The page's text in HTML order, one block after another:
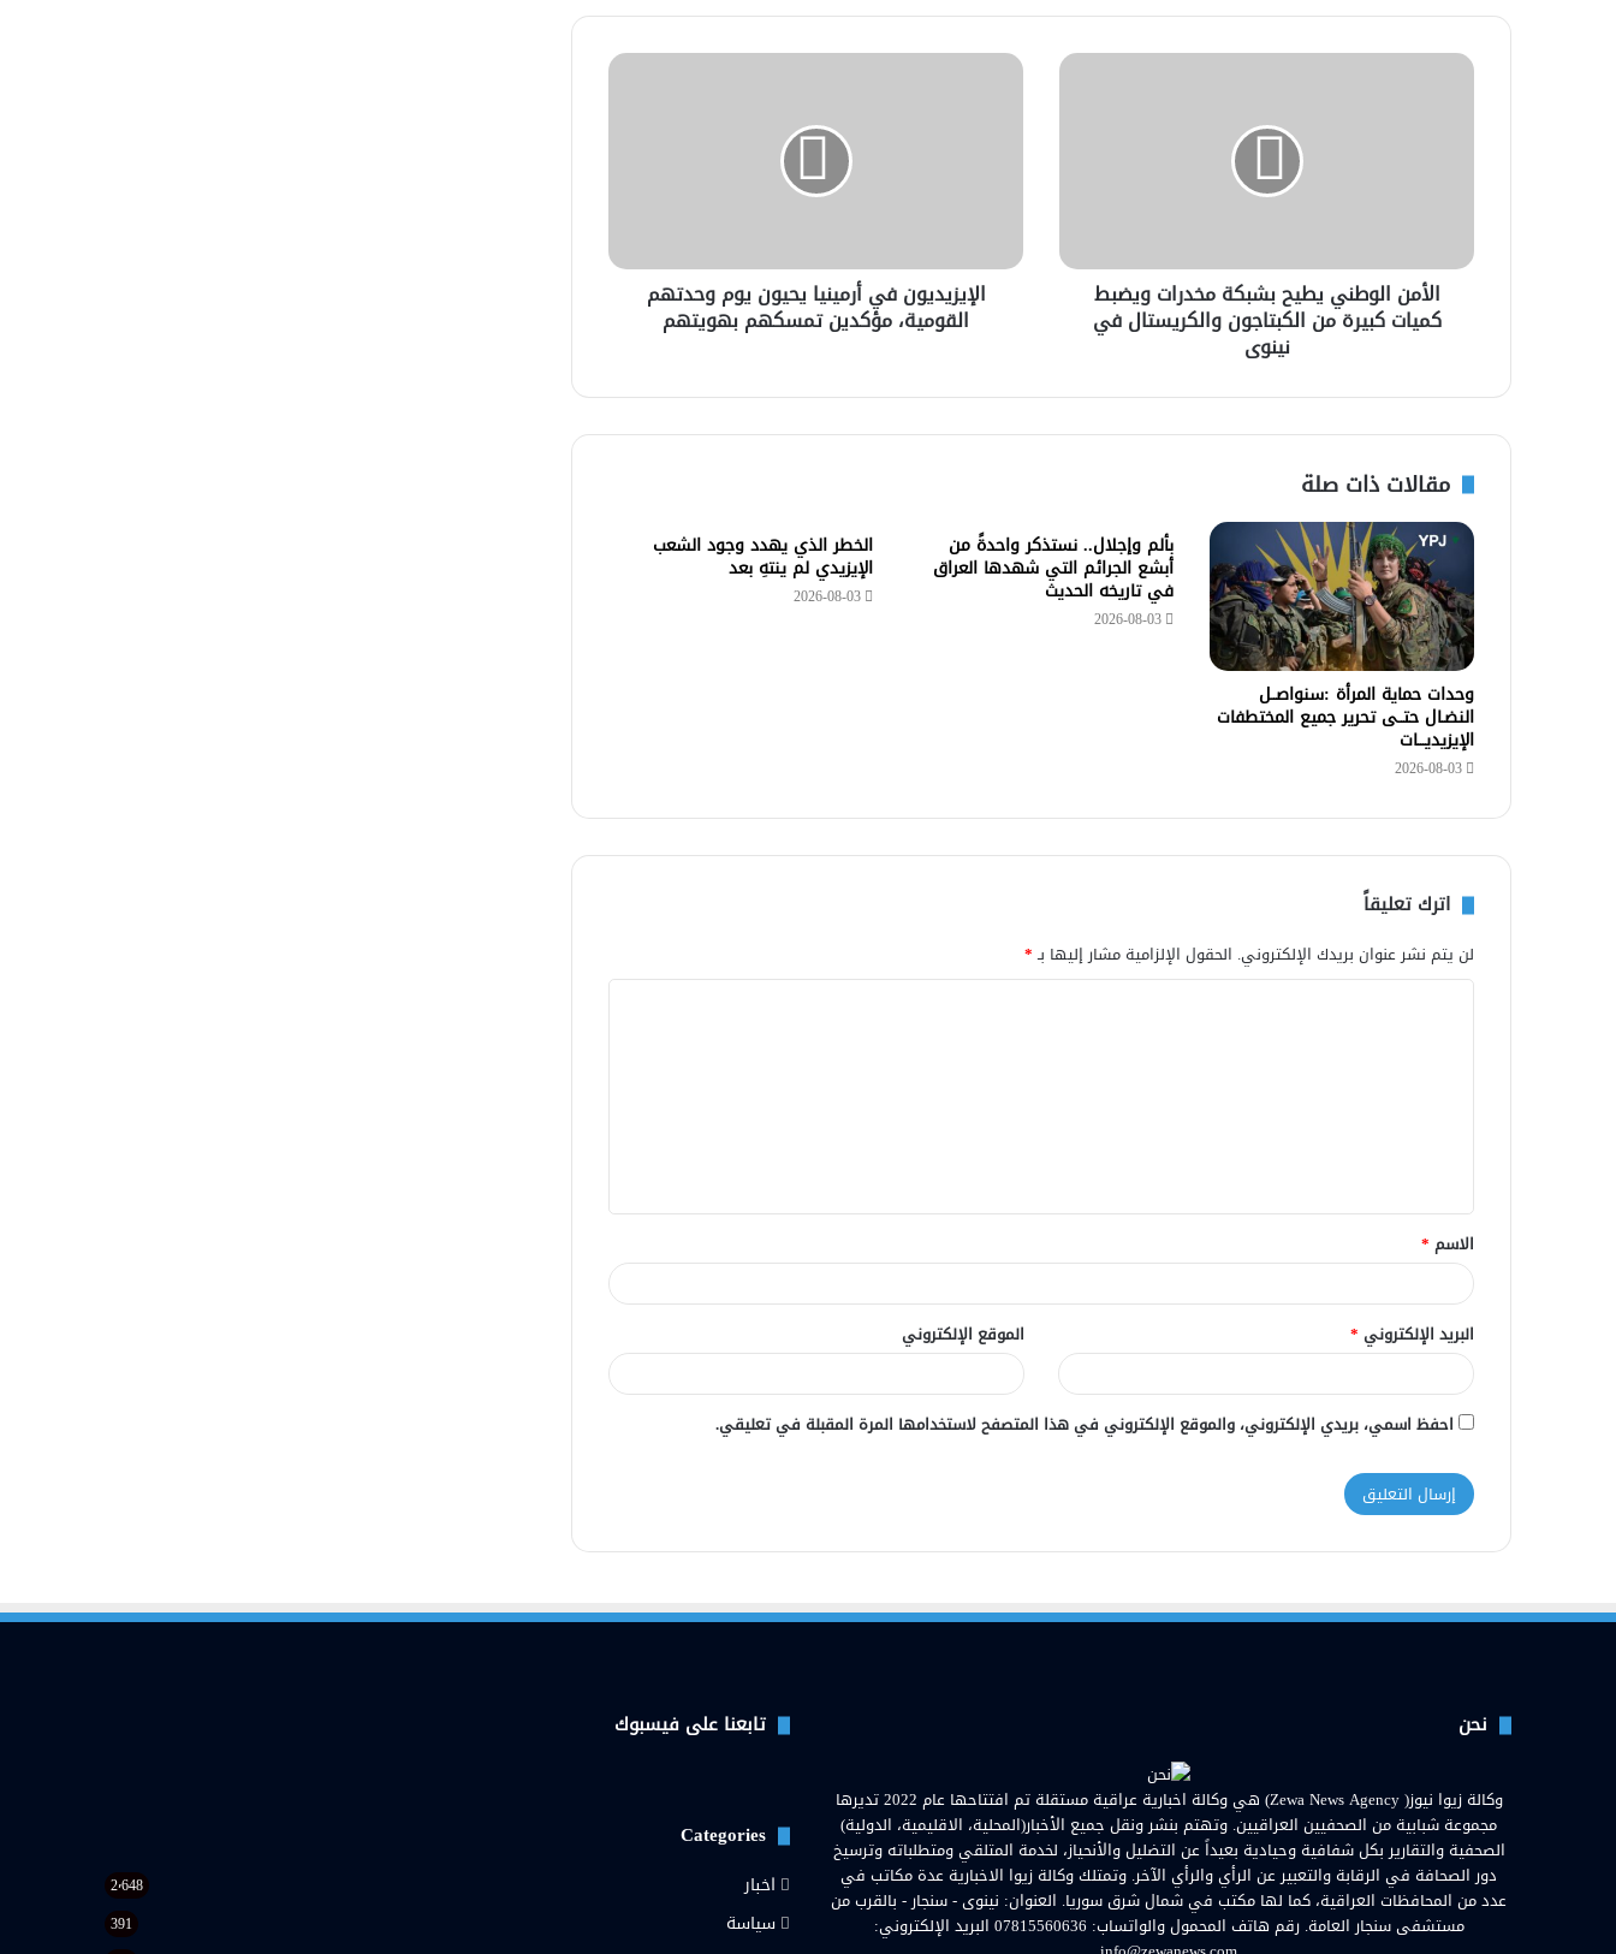
الأمن الوطني يطيح بشبكة مخدرات ويضبط
كميات كبيرة من الكبتاجون والكريستال في
نينوى
الإيزيديون في أرمينيا يحيون يوم وحدتهم
القومية، مؤكدين تمسكهم بهويتهم
مقالات ذات صلة
وحدات حماية المرأة :سنواصــل
النضـال حتــى تحرير جميع المختطفات
الإيزيديـــات
2026-08-03
بألم وإجلال.. نستذكر واحدةً من
أبشع الجرائم التي شهدها العراق
في تاريخه الحديث
2026-08-03
الخطر الذي يهدد وجود الشعب
الإيزيدي لم ينتهِ بعد
2026-08-03
اترك تعليقاً
لن يتم نشر عنوان بريدك الإلكتروني. الحقول الإلزامية مشار إليها بـ*
ق
*
الاسم *
البريد الإلكتروني * الموقع الإلكتروني
احفظ اسمي، بريدي الإلكتروني، والموقع الإلكتروني في هذا المتصفح لاستخدامها المرة المقبلة في تعليقي.
نحن
وكالة زيوا نيوز( Zewa News Agency) هي وكالة اخبارية عراقية مستقلة تم افتتاحها عام 2022 تديرها
مجموعة شبابية من الصحفيين العراقيين. وتهتم بنشر ونقل جميع الأخبار(المحلية، الاقليمية، الدولية)
الصحفية والتقارير بكل شفافية وحيادية بعيداً عن التضليل والأنحياز، لخدمة المتلقي ومتطلباته وترسيخ
دور الصحافة في الرقابة والتعبير عن الرأي والرأي الآخر. وتمتلك وكالة زيوا الاخبارية عدة مكاتب في
عدد من المحافظات العراقية، كما لها مكتب في شمال شرق سوريا. العنوان: نينوى - سنجار - بالقرب من
مستشفى سنجار العامة. رقم هاتف المحمول والواتساب: 07815560636 البريد الإلكتروني:
تابعنا على فيسبوك
Categories
اخبار 2٬648
سياسة 391